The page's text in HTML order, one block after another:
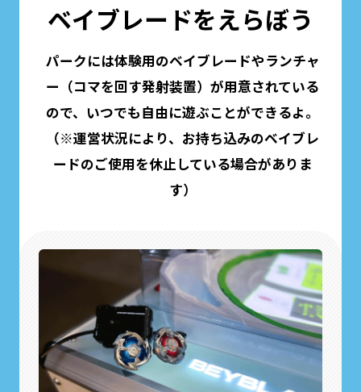
ベイブレードをえらぼう
パークには体験用のベイブレードやランチャ
ー（コマを回す発射装置）が用意されている
ので、いつでも自由に遊ぶことができるよ。
（※運営状況により、お持ち込みのベイブレ
ードのご使用を休止している場合がありま
す）